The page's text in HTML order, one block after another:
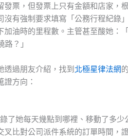
票，但發票上只有金額和店家，
有強制要求填寫「公務行程紀錄
油時的里程數。主管甚至酸她：
？」
透過朋友介紹，找到北極星律法網
方向：
了她每天幾點到哪裡、移動了多少
比對公司派件系統的訂單時間，